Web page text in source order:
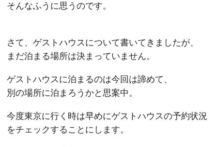
そんなふうに思うのです。
さて、ゲストハウスについて書いてきましたが、
まだ泊まる場所は決まっていません。
ゲストハウスに泊まるのは今回は諦めて、
別の場所に泊まろうかと思案中。
今度東京に行く時は早めにゲストハウスの予約状況
をチェックすることにします。